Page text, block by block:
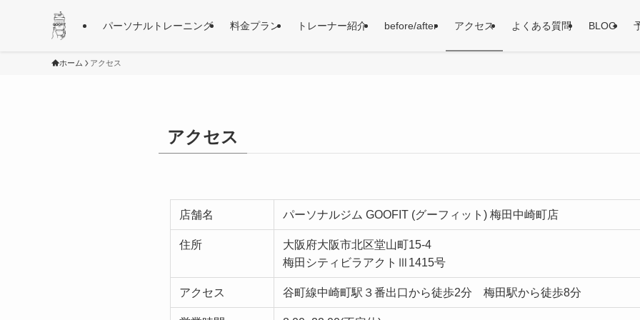
パーソナルトレーニング 料金プラン トレーナー紹介 before/after アクセス よくある質問 BLOG
ホーム アクセス
アクセス
店舗名 パーソナルジム GOOFIT (グーフィット) 梅田中崎町店
住所
大阪府大阪市北区堂山町15-4
梅田シティビラアクトⅢ1415号
アクセス 谷町線中崎町駅３番出口から徒歩2分 梅田駅から徒歩8分